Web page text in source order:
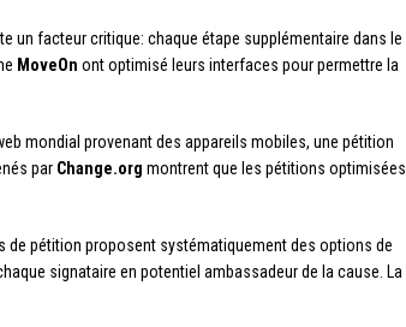
un facteur critique: chaque étape supplémentaire dans le
MoveOn ont optimisé leurs interfaces pour permettre la
mondial provenant des appareils mobiles, une pétition
par Change.org montrent que les pétitions optimisées
de pétition proposent systématiquement des options de
signataire en potentiel ambassadeur de la cause. La